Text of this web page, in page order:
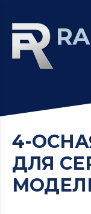
4-
ДЛЯ
МОДЕЛИ